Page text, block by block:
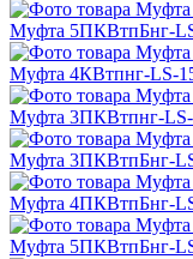
Муфта 5ПКВтпБнг-
Муфта 4КВтпнг-LS-
Муфта 3ПКВтпнг-LS-
Муфта 3ПКВтпБнг-
Муфта 4ПКВтпБнг-
Муфта 5ПКВтпБнг-